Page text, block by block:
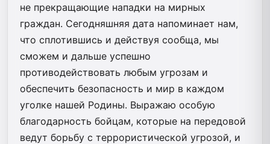
не прекращающие нападки на мирных
граждан. Сегодняшняя дата напоминает нам,
что сплотившись и действуя сообща, мы
сможем и дальше успешно
противодействовать любым угрозам и
обеспечить безопасность и мир в каждом
уголке нашей Родины. Выражаю особую
благодарность бойцам, которые на передовой
ведут борьбу с террористической угрозой, и